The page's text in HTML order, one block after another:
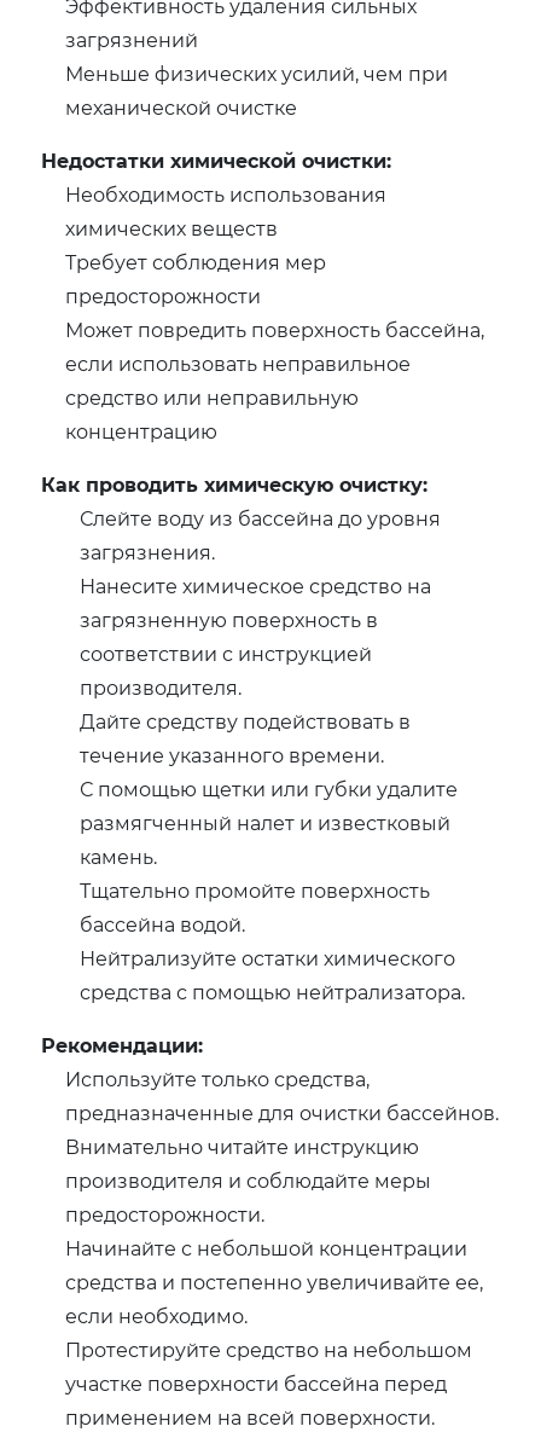
Эффективность удаления сильных
загрязнений
Меньше физических усилий, чем при
механической очистке
Недостатки химической очистки:
Необходимость использования
химических веществ
Требует соблюдения мер
предосторожности
Может повредить поверхность бассейна,
если использовать неправильное
средство или неправильную
концентрацию
Как проводить химическую очистку:
Слейте воду из бассейна до уровня
загрязнения.
Нанесите химическое средство на
загрязненную поверхность в
соответствии с инструкцией
производителя.
Дайте средству подействовать в
течение указанного времени.
С помощью щетки или губки удалите
размягченный налет и известковый
камень.
Тщательно промойте поверхность
бассейна водой.
Нейтрализуйте остатки химического
средства с помощью нейтрализатора.
Рекомендации:
Используйте только средства,
предназначенные для очистки бассейнов.
Внимательно читайте инструкцию
производителя и соблюдайте меры
предосторожности.
Начинайте с небольшой концентрации
средства и постепенно увеличивайте ее,
если необходимо.
Протестируйте средство на небольшом
участке поверхности бассейна перед
применением на всей поверхности.